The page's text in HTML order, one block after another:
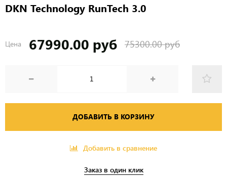
DKN Technology RunTech 3.0
Цена 67990.00 руб 75300.00 руб
ДОБАВИТЬ В КОРЗИНУ
Добавить в сравнение
Заказ в один клик